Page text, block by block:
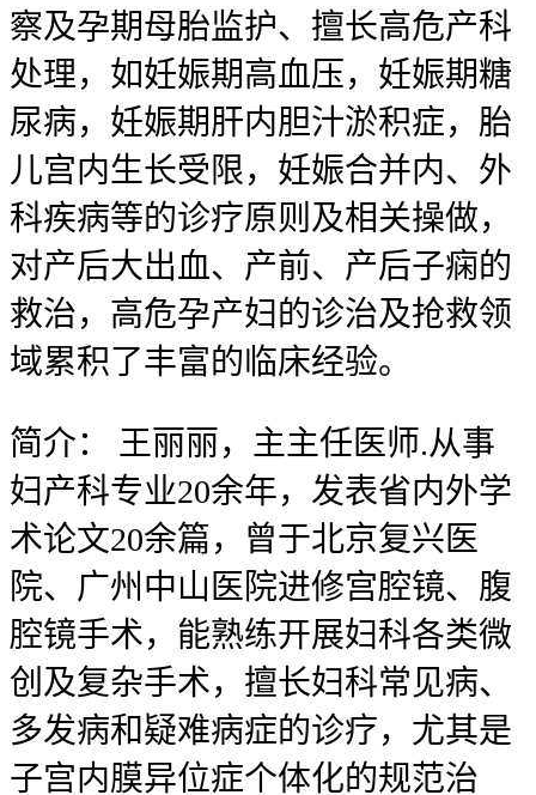
察及孕期母胎监护、擅长高危产科
处理，如妊娠期高血压，妊娠期糖
尿病，妊娠期肝内胆汁淤积症，胎
儿宫内生长受限，妊娠合并内、外
科疾病等的诊疗原则及相关操做，
对产后大出血、产前、产后子痫的
救治，高危孕产妇的诊治及抢救领
域累积了丰富的临床经验。
简介：
王丽丽，主主任医师.从事
妇产科专业20余年，发表省内外学
术论文20余篇，曾于北京复兴医
院、广州中山医院进修宫腔镜、腹
腔镜手术，能熟练开展妇科各类微
创及复杂手术，擅长妇科常见病、
多发病和疑难病症的诊疗，尤其是
子宫内膜异位症个体化的规范治